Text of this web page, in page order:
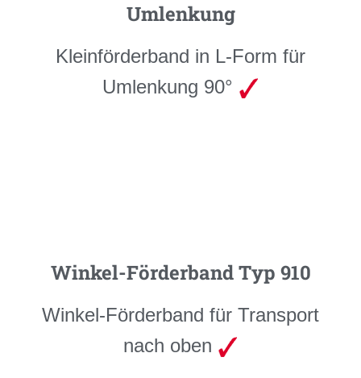
Umlenkung
Kleinförderband in L-Form für
Umlenkung 90°
Winkel-Förderband Typ 910
Winkel-Förderband für Transport
nach oben